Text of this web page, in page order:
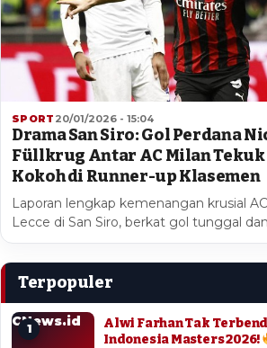
SPORT 20/01/2026 - 15:04
Drama San Siro: Gol Perdana
Füllkrug Antar AC Milan Tekuk
Kokoh di Runner-up Klasemen
Laporan lengkap kemenangan krusial
Lecce di San Siro, berkat gol tunggal
Terpopuler
CNews.id
1
Alwi Farhan Tak
Indonesia Masters 2026!